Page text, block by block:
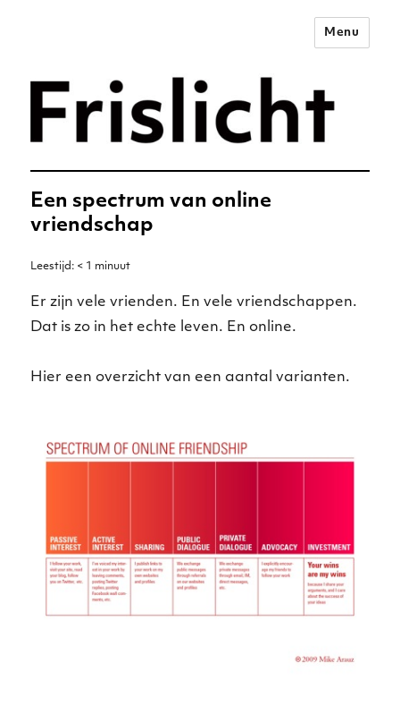
Merkstrategie voor het
digitale tijdperk –
Frislicht
Menu
Een spectrum van online
vriendschap
Leestijd: < 1 minuut
Er zijn vele vrienden. En vele vriendschappen.
Dat is zo in het echte leven. En online.
Hier een overzicht van een aantal varianten.